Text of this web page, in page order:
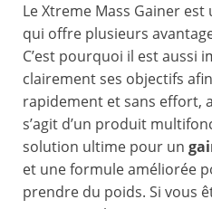
Le Xtreme Mass Gainer
qui offre plusieurs
C’est pourquoi il est aussi
clairement ses objectifs
rapidement et sans effort,
s’agit d’un produit
solution ultime pour un
et une formule améliorée
prendre du poids. Si vous